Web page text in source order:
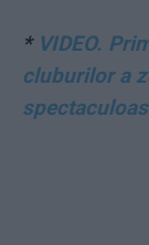
* VIDEO.
cluburilor a